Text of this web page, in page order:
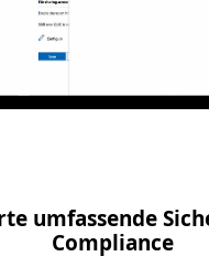
umfassende
Compliance